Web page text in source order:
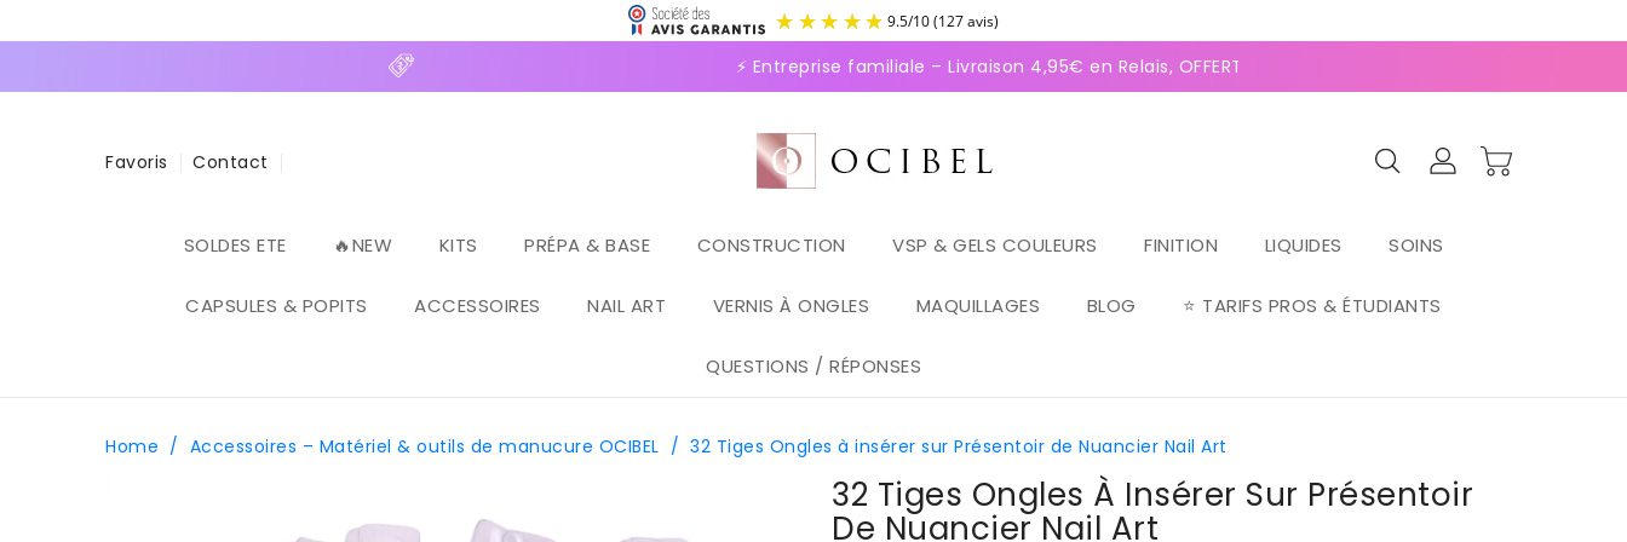
⚡ Entreprise familiale – Livraison 4,95€ en Relais, OFFERTE dès 70€ ⚡Paiement 2-4x Alma ⚡
Favoris Contact
SOLDES ETE 🔥NEW KITS PRÉPA & BASE CONSTRUCTION VSP & GELS COULEURS FINITION LIQUIDES SOINS
CAPSULES & POPITS ACCESSOIRES NAIL ART VERNIS À ONGLES MAQUILLAGES BLOG ⭐ TARIFS PROS & ÉTUDIANTS
QUESTIONS / RÉPONSES
Home / Accessoires – Matériel & outils de manucure OCIBEL / 32 Tiges Ongles à insérer sur Présentoir de Nuancier Nail Art
32 Tiges Ongles À Insérer Sur Présentoir
De Nuancier Nail Art